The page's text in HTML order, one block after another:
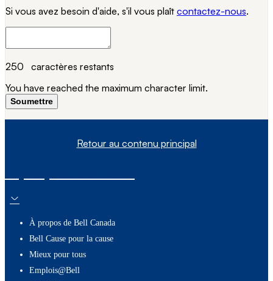
Si vous avez besoin d'aide, s'il vous plaît contactez-nous.
250 caractères restants
You have reached the maximum character limit.
Soumettre
Retour au contenu principal
À propos de Bell Canada
Bell Cause pour la cause
Mieux pour tous
Emplois@Bell